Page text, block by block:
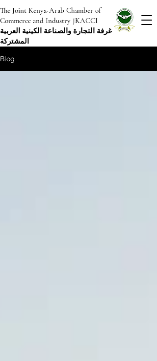
The Joint Kenya-Arab Chamber of
Commerce and Industry JKACCI
غرفة التجارة والصناعة الكينية العربية
المشتركة
Blog